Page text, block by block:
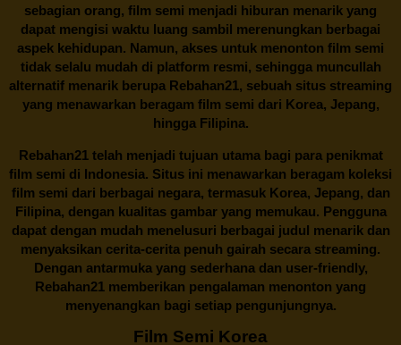
sebagian orang, film semi menjadi hiburan menarik yang
dapat mengisi waktu luang sambil merenungkan berbagai
aspek kehidupan. Namun, akses untuk menonton film semi
tidak selalu mudah di platform resmi, sehingga muncullah
alternatif menarik berupa Rebahan21, sebuah situs streaming
yang menawarkan beragam film semi dari Korea, Jepang,
hingga Filipina.
Rebahan21telah menjadi tujuan utama bagi para penikmat
film semi di Indonesia. Situs ini menawarkan beragam koleksi
film semi dari berbagai negara, termasuk Korea, Jepang, dan
Filipina, dengan kualitas gambar yang memukau. Pengguna
dapat dengan mudah menelusuri berbagai judul menarik dan
menyaksikan cerita-cerita penuh gairah secara streaming.
Dengan antarmuka yang sederhana dan user-friendly,
Rebahan21 memberikan pengalaman menonton yang
menyenangkan bagi setiap pengunjungnya.
Film Semi Korea